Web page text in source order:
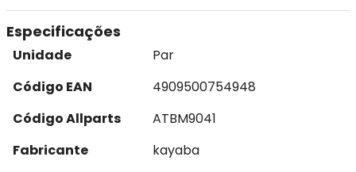
Especificações
Unidade
Par
Código EAN
4909500754948
Código Allparts
ATBM9041
Fabricante
kayaba